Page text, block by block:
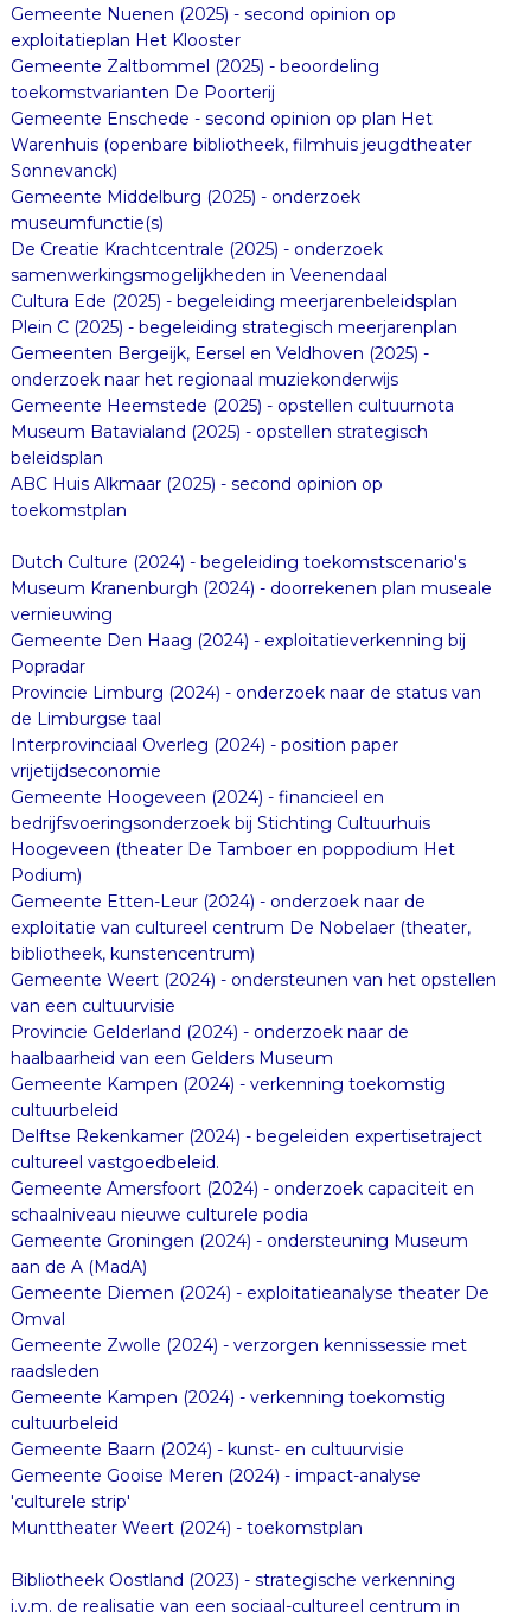
Gemeente Nuenen (2025) - second opinion op
exploitatieplan Het Klooster
Gemeente Zaltbommel (2025) - beoordeling
toekomstvarianten De Poorterij
Gemeente Enschede - second opinion op plan Het
Warenhuis (openbare bibliotheek, filmhuis jeugdtheater
Sonnevanck)
Gemeente Middelburg (2025) - onderzoek
museumfunctie(s)
De Creatie Krachtcentrale (2025) - onderzoek
samenwerkingsmogelijkheden in Veenendaal
Cultura Ede (2025) - begeleiding meerjarenbeleidsplan
Plein C (2025) - begeleiding strategisch meerjarenplan
Gemeenten Bergeijk, Eersel en Veldhoven (2025) -
onderzoek naar het regionaal muziekonderwijs
Gemeente Heemstede (2025) - opstellen cultuurnota
Museum Batavialand (2025) - opstellen strategisch
beleidsplan
ABC Huis Alkmaar (2025) - second opinion op
toekomstplan
Dutch Culture (2024) - begeleiding toekomstscenario's
Museum Kranenburgh (2024) - doorrekenen plan museale
vernieuwing
Gemeente Den Haag (2024) - exploitatieverkenning bij
Popradar
Provincie Limburg (2024) - onderzoek naar de status van
de Limburgse taal
Interprovinciaal Overleg (2024) - position paper
vrijetijdseconomie
Gemeente Hoogeveen (2024) - financieel en
bedrijfsvoeringsonderzoek bij Stichting Cultuurhuis
Hoogeveen (theater De Tamboer en poppodium Het
Podium)
Gemeente Etten-Leur (2024) - onderzoek naar de
exploitatie van cultureel centrum De Nobelaer (theater,
bibliotheek, kunstencentrum)
Gemeente Weert (2024) - ondersteunen van het opstellen
van een cultuurvisie
Provincie Gelderland (2024) - onderzoek naar de
haalbaarheid van een Gelders Museum
Gemeente Kampen (2024) - verkenning toekomstig
cultuurbeleid
Delftse Rekenkamer (2024) - begeleiden expertisetraject
cultureel vastgoedbeleid.
Gemeente Amersfoort (2024) - onderzoek capaciteit en
schaalniveau nieuwe culturele podia
Gemeente Groningen (2024) - ondersteuning Museum
aan de A (MadA)
Gemeente Diemen (2024) - exploitatieanalyse theater De
Omval
Gemeente Zwolle (2024) - verzorgen kennissessie met
raadsleden
Gemeente Kampen (2024) - verkenning toekomstig
cultuurbeleid
Gemeente Baarn (2024) - kunst- en cultuurvisie
Gemeente Gooise Meren (2024) - impact-analyse
'culturele strip'
Munttheater Weert (2024) - toekomstplan
Bibliotheek Oostland (2023) - strategische verkenning
i.v.m. de realisatie van een sociaal-cultureel centrum in